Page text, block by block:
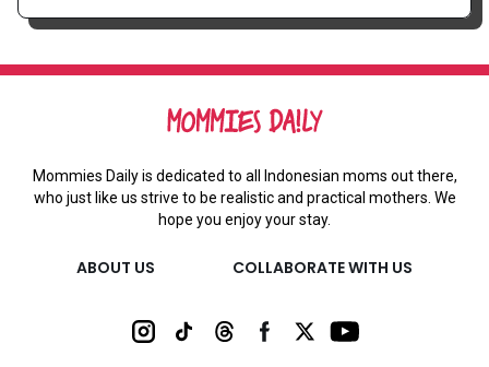
Mommies Daily is dedicated to all Indonesian moms out there,
who just like us strive to be realistic and practical mothers. We
hope you enjoy your stay.
ABOUT US COLLABORATE WITH US